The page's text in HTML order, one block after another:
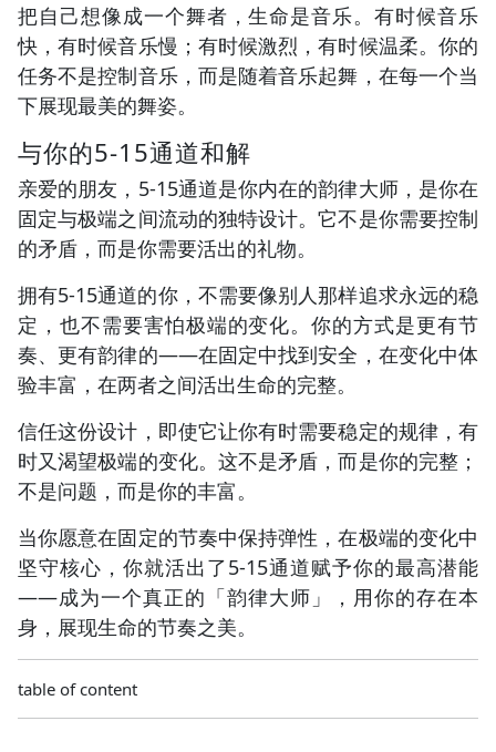
把自己想像成一个舞者，生命是音乐。有时候音乐
快，有时候音乐慢；有时候激烈，有时候温柔。你的
任务不是控制音乐，而是随着音乐起舞，在每一个当
下展现最美的舞姿。
与你的5-15通道和解
亲爱的朋友，5-15通道是你内在的韵律大师，是你在
固定与极端之间流动的独特设计。它不是你需要控制
的矛盾，而是你需要活出的礼物。
拥有5-15通道的你，不需要像别人那样追求永远的稳
定，也不需要害怕极端的变化。你的方式是更有节
奏、更有韵律的——在固定中找到安全，在变化中体
验丰富，在两者之间活出生命的完整。
信任这份设计，即使它让你有时需要稳定的规律，有
时又渴望极端的变化。这不是矛盾，而是你的完整；
不是问题，而是你的丰富。
当你愿意在固定的节奏中保持弹性，在极端的变化中
坚守核心，你就活出了5-15通道赋予你的最高潜能
——成为一个真正的「韵律大师」，用你的存在本
身，展现生命的节奏之美。
table of content